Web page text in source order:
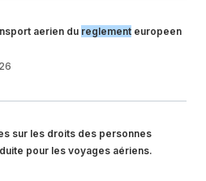
aerien du reglement europeen
sur les droits des personnes
pour les voyages aériens.